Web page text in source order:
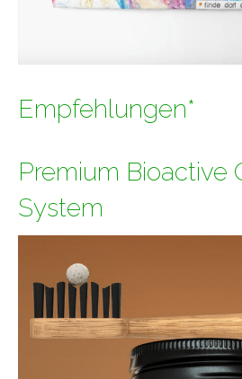
Empfehlungen*
Premium Bioactive
System